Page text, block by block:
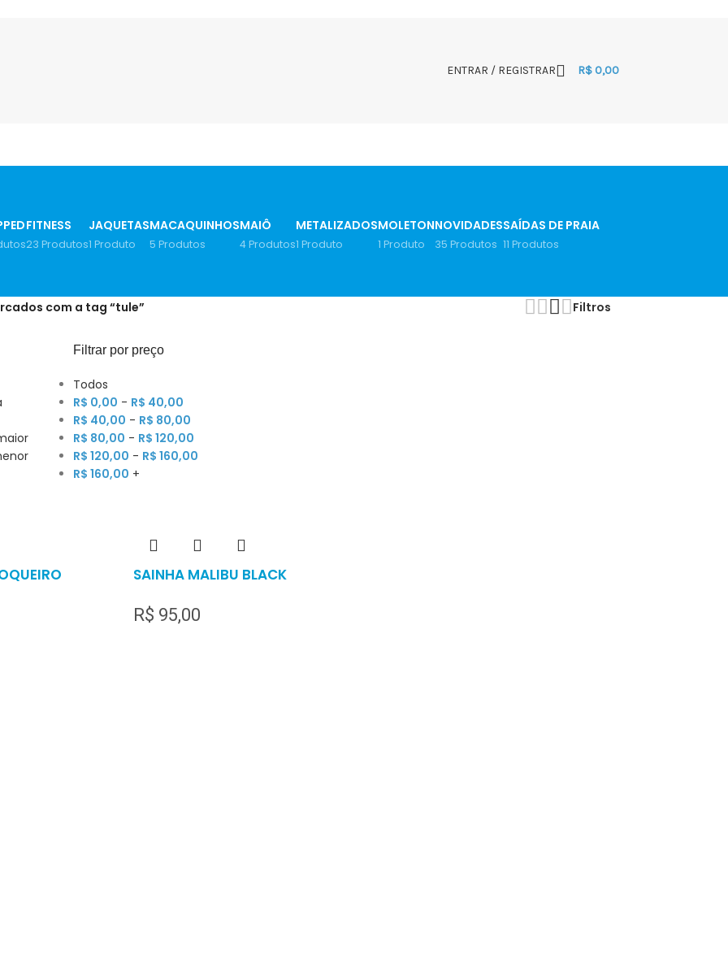
ENTRAR / REGISTRAR R$ 0,00
FITNESS
23 Produtos
JAQUETAS
1 Produto
MACAQUINHOS
5 Produtos
MAIÔ
4 Produtos
METALIZADOS
1 Produto
MOLETON
1 Produto
NOVIDADES
35 Produtos
SAÍDAS DE PRAIA
11 Produtos
com a tag “tule” Filtros
Filtrar por preço
Todos
R$ 0,00 - R$ 40,00
R$ 40,00 - R$ 80,00
R$ 80,00 - R$ 120,00
R$ 120,00 - R$ 160,00
R$ 160,00 +
SAINHA MALIBU BLACK
R$ 95,00